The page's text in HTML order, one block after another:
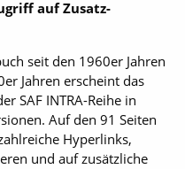
auf Zusatz-
seit den 1960er Jahren
Jahren erscheint das
SAF INTRA-Reihe in
Auf den 91 Seiten
Hyperlinks,
und auf zusätzliche